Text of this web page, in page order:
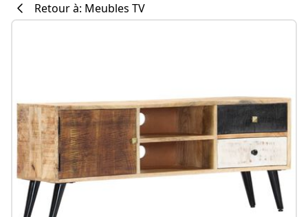
Retour à: Meubles TV